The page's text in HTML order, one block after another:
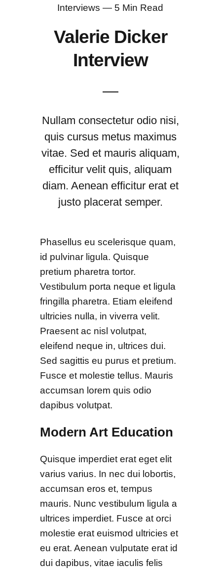
Interviews — 5 Min Read
Valerie Dicker
Interview
Nullam consectetur odio nisi,
quis cursus metus maximus
vitae. Sed et mauris aliquam,
efficitur velit quis, aliquam
diam. Aenean efficitur erat et
justo placerat semper.
Phasellus eu scelerisque quam,
id pulvinar ligula. Quisque
pretium pharetra tortor.
Vestibulum porta neque et ligula
fringilla pharetra. Etiam eleifend
ultricies nulla, in viverra velit.
Praesent ac nisl volutpat,
eleifend neque in, ultrices dui.
Sed sagittis eu purus et pretium.
Fusce et molestie tellus. Mauris
accumsan lorem quis odio
dapibus volutpat.
Modern Art Education
Quisque imperdiet erat eget elit
varius varius. In nec dui lobortis,
accumsan eros et, tempus
mauris. Nunc vestibulum ligula a
ultrices imperdiet. Fusce at orci
molestie erat euismod ultricies et
eu erat. Aenean vulputate erat id
dui dapibus, vitae iaculis felis